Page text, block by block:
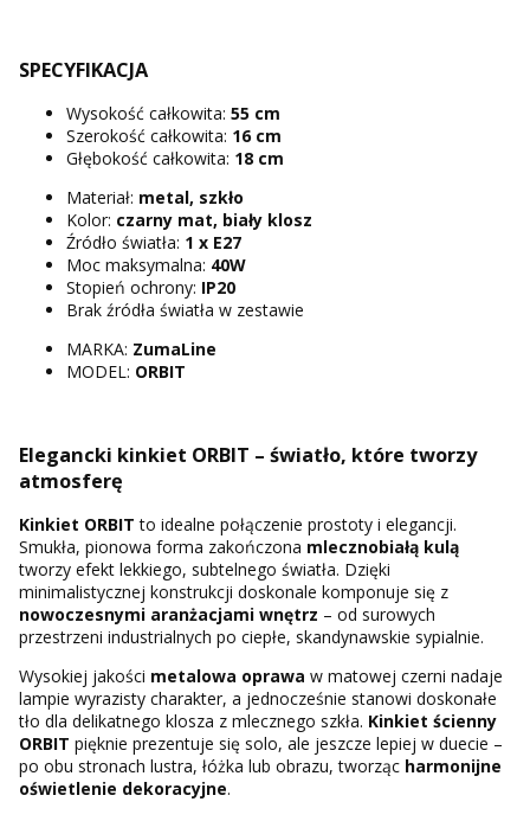
SPECYFIKACJA
Wysokość całkowita: 55 cm
Szerokość całkowita: 16 cm
Głębokość całkowita: 18 cm
Materiał: metal, szkło
Kolor: czarny mat, biały klosz
Źródło światła: 1 x E27
Moc maksymalna: 40W
Stopień ochrony: IP20
Brak źródła światła w zestawie
MARKA: ZumaLine
MODEL: ORBIT
Elegancki kinkiet ORBIT – światło, które tworzy
atmosferę
Kinkiet ORBIT to idealne połączenie prostoty i elegancji.
Smukła, pionowa forma zakończona mlecznobiałą kulą
tworzy efekt lekkiego, subtelnego światła. Dzięki
minimalistycznej konstrukcji doskonale komponuje się z
nowoczesnymi aranżacjami wnętrz – od surowych
przestrzeni industrialnych po ciepłe, skandynawskie sypialnie.
Wysokiej jakości metalowa oprawa w matowej czerni nadaje
lampie wyrazisty charakter, a jednocześnie stanowi doskonałe
tło dla delikatnego klosza z mlecznego szkła. Kinkiet ścienny
ORBIT pięknie prezentuje się solo, ale jeszcze lepiej w duecie –
po obu stronach lustra, łóżka lub obrazu, tworząc harmonijne
oświetlenie dekoracyjne.